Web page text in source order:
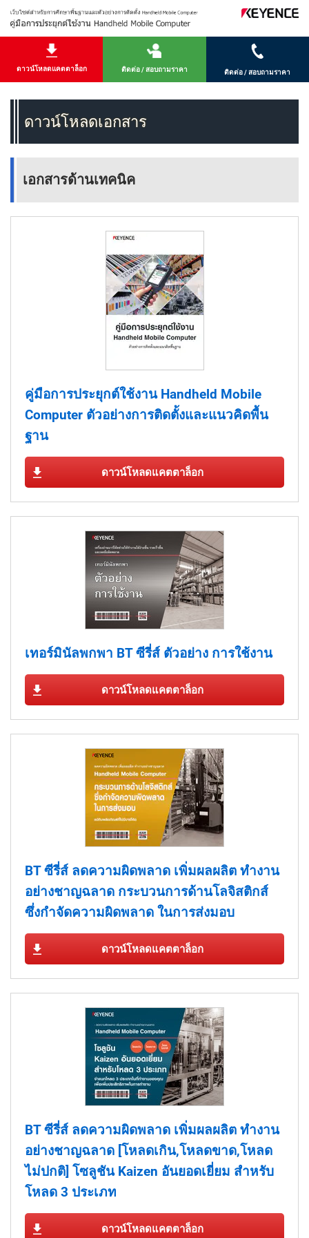
ดาวน์โหลดแคตตาล็อก ติดต่อ / สอบถามราคา ติดต่อ / สอบถามราคา
ดาวน์โหลดเอกสาร
เอกสารด้านเทคนิค
คู่มือการประยุกต์ใช้งาน Handheld Mobile
Computer ตัวอย่างการติดตั้งและแนวคิดพื้น
ฐาน
ดาวน์โหลดแคตตาล็อก
เทอร์มินัลพกพา BT ซีรี่ส์ ตัวอย่าง การใช้งาน
ดาวน์โหลดแคตตาล็อก
BT ซีรี่ส์ ลดความผิดพลาด เพิ่มผลผลิต ทำงาน
อย่างชาญฉลาด กระบวนการด้านโลจิสติกส์
ซึ่งกำจัดความผิดพลาด ในการส่งมอบ
ดาวน์โหลดแคตตาล็อก
BT ซีรี่ส์ ลดความผิดพลาด เพิ่มผลผลิต ทำงาน
อย่างชาญฉลาด [โหลดเกิน,โหลดขาด,โหลด
ไม่ปกติ] โซลูชัน Kaizen อันยอดเยี่ยม สำหรับ
โหลด 3 ประเภท
ดาวน์โหลดแคตตาล็อก